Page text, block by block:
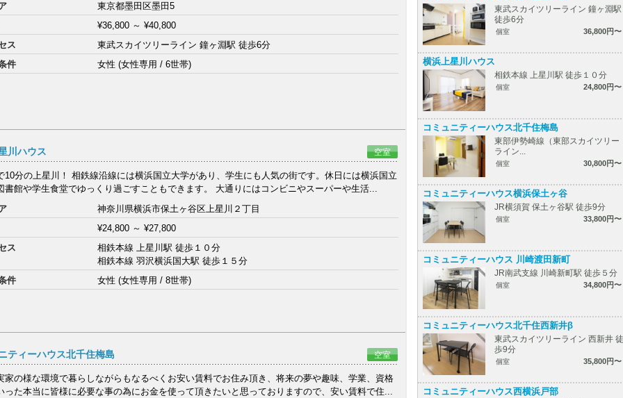
東京都墨田区墨田5
¥36,800 ～¥40,800
ス
東武スカイツリーライン 鐘ヶ淵駅 徒歩6分
件
女性 (女性専用 / 6世帯)
川ハウス 空室
10分の上星川！ 相鉄線沿線には横浜国立大学があり、学生にも人気の街です。休日には横浜国立
書館や学生食堂でゆっくり過ごすこともできます。 大通りにはコンビニやスーパーや生活...
神奈川県横浜市保土ヶ谷区上星川２丁目
¥24,800 ～¥27,800
ス
相鉄本線 上星川駅 徒歩１０分
相鉄本線 羽沢横浜国大駅 徒歩１５分
件
女性 (女性専用 / 8世帯)
ティーハウス北千住梅島 空室
家の様な環境で暮らしながらもなるべくお安い賃料でお住み頂き、将来の夢や趣味、学業、資格
った本当に皆様に必要な事の為にお金を使って頂きたいと思っておりますので、安い賃料で住...
東武スカイツリーライン 鐘ヶ淵駅
徒歩6分
個室 36,800円〜
横浜上星川ハウス
相鉄本線 上星川駅 徒歩１０分
個室 24,800円〜
コミュニティーハウス北千住梅島
東部伊勢崎線（東部スカイツリー
ライン...
個室 30,800円〜
コミュニティーハウス横浜保土ヶ谷
JR横須賀 保土ヶ谷駅 徒歩9分
個室 33,800円〜
コミュニティーハウス 川崎渡田新町
JR南武支線 川崎新町駅 徒歩５分
個室 34,800円〜
コミュニティーハウス北千住西新井β
東武スカイツリーライン 西新井 徒
歩9分
個室 35,800円〜
コミュニティーハウス西横浜戸部